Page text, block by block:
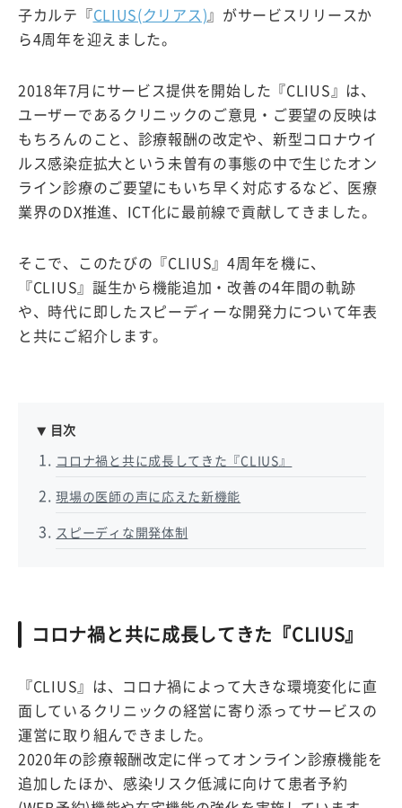
子カルテ『CLIUS(クリアス) 』がサービスリリースか
ら4周年を迎えました。
2018年7月にサービス提供を開始した『CLIUS』は、
ユーザーであるクリニックのご意見・ご要望の反映は
もちろんのこと、診療報酬の改定や、新型コロナウイ
ルス感染症拡大という未曽有の事態の中で生じたオン
ライン診療のご要望にもいち早く対応するなど、医療
業界のDX推進、ICT化に最前線で貢献してきました。
そこで、このたびの『CLIUS』4周年を機に、
『CLIUS』誕生から機能追加・改善の4年間の軌跡
や、時代に即したスピーディーな開発力について年表
と共にご紹介します。
目次
コロナ禍と共に成長してきた『CLIUS』
現場の医師の声に応えた新機能
スピーディな開発体制
コロナ禍と共に成長してきた『CLIUS』
『CLIUS』は、コロナ禍によって大きな環境変化に直
面しているクリニックの経営に寄り添ってサービスの
運営に取り組んできました。
2020年の診療報酬改定に伴ってオンライン診療機能を
追加したほか、感染リスク低減に向けて患者予約